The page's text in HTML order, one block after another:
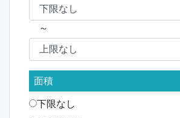
～
面積
下限なし